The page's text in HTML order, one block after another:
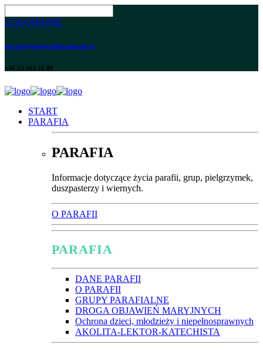
LOGOWANIE
parafia@maksymilian.plonsk.pl
+48 23 662 11 80
START
PARAFIA
PARAFIA
Informacje dotyczące życia parafii, grup, pielgrzymek,
duszpasterzy i wiernych.
O PARAFII
PARAFIA
DANE PARAFII
O PARAFII
GRUPY PARAFIALNE
DROGA OBJAWIEŃ MARYJNYCH
Ochrona dzieci, młodzieży i niepełnosprawnych
AKOLITA-LEKTOR-KATECHISTA